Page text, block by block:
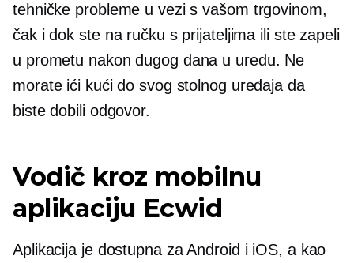
tehničke probleme u vezi s vašom trgovinom,
čak i dok ste na ručku s prijateljima ili ste zapeli
u prometu nakon dugog dana u uredu. Ne
morate ići kući do svog stolnog uređaja da
biste dobili odgovor.
Vodič kroz mobilnu
aplikaciju Ecwid
Aplikacija je dostupna za Android i iOS, a kao